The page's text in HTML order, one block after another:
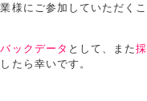
様にご参加していただく
ックデータ として、また
たら幸いです。